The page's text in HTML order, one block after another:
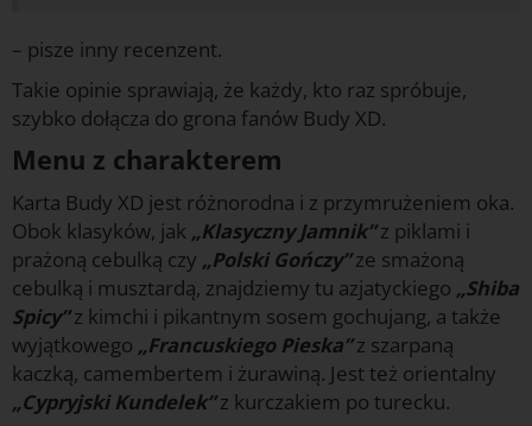
– pisze inny recenzent.
Takie opinie sprawiają, że każdy, kto raz spróbuje,
szybko dołącza do grona fanów Budy XD.
Menu z charakterem
Karta Budy XD jest różnorodna i z przymrużeniem oka.
Obok klasyków, jak „Klasyczny Jamnik”z piklami i
prażoną cebulką czy „Polski Gończy”ze smażoną
cebulką i musztardą, znajdziemy tu azjatyckiego „Shiba
Spicy”z kimchi i pikantnym sosem gochujang, a także
wyjątkowego „Francuskiego Pieska”z szarpaną
kaczką, camembertem i żurawiną. Jest też orientalny
„Cypryjski Kundelek”z kurczakiem po turecku.